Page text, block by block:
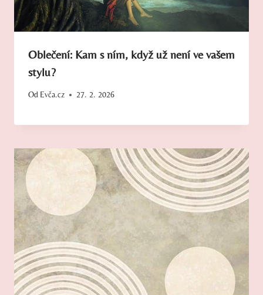
Oblečení: Kam s ním, když už není ve vašem
stylu?
Od Evča.cz 27. 2. 2026